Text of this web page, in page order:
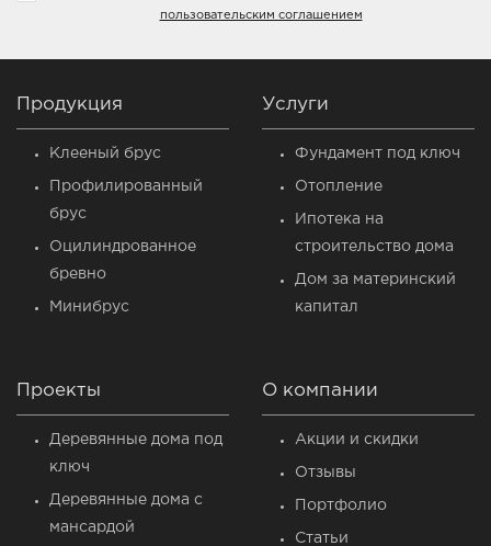
пользовательским соглашением
Продукция
Клееный брус
Профилированный
брус
Оцилиндрованное
бревно
Минибрус
Услуги
Фундамент под ключ
Отопление
Ипотека на
строительство дома
Дом за материнский
капитал
Проекты
Деревянные дома под
ключ
Деревянные дома c
мансардой
О компании
Акции и скидки
Отзывы
Портфолио
Статьи